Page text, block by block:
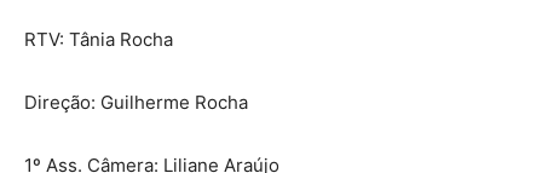
RTV: Tânia Rocha
Direção: Guilherme Rocha
1º Ass. Câmera: Liliane Araújo